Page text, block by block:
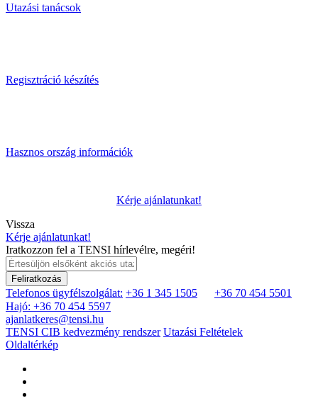
Utazási tanácsok
Regisztráció készítés
Hasznos ország információk
Kérje ajánlatunkat!
Vissza
Kérje ajánlatunkat!
Iratkozzon fel a TENSI hírlevélre, megéri!
Feliratkozás
Telefonos ügyfélszolgálat: +36 1 345 1505
+36 70 454 5501
Hajó: +36 70 454 5597
ajanlatkeres@tensi.hu
TENSI CIB kedvezmény rendszer Utazási Feltételek
Oldaltérkép